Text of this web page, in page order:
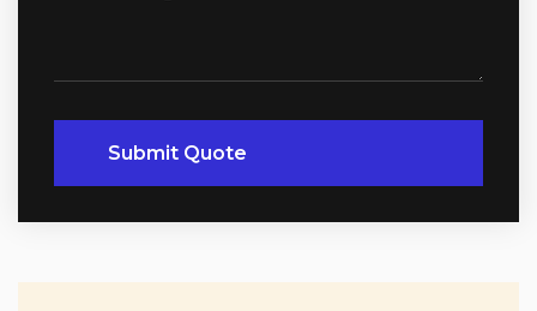
Submit Quote